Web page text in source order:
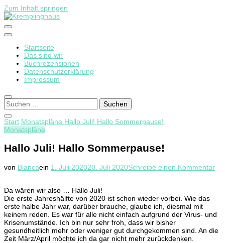
Zum Inhalt springen
Kremplinghaus
Startseite
Das sind wir
Buchrezensionen
Datenschutzerklärung
Impressum
Suchen
nach:
Start Monatspläne Hallo Juli! Hallo Sommerpause!
Monatspläne
Hallo Juli! Hallo Sommerpause!
von Biancaein 1. Juli 202020. Juli 2020Schreibe einen Kommentarzu
Da wären wir also … Hallo Juli!
Die erste Jahreshälfte von 2020 ist schon wieder vorbei. Wie das
erste halbe Jahr war, darüber brauche, glaube ich, diesmal mit
keinem reden. Es war für alle nicht einfach aufgrund der Virus- und
Krisenumstände. Ich bin nur sehr froh, dass wir bisher
gesundheitlich mehr oder weniger gut durchgekommen sind. An die
Zeit März/April möchte ich da gar nicht mehr zurückdenken.